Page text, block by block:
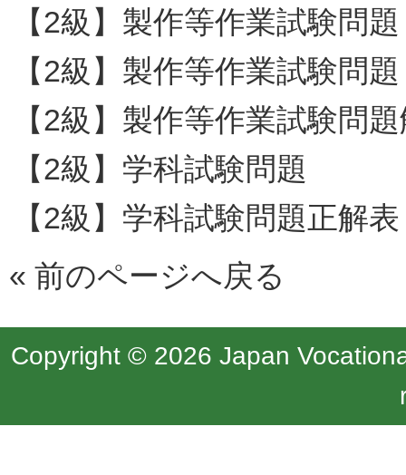
【2級】製作等作業試験問題
【2級】製作等作業試験問
【2級】製作等作業試験問
【2級】学科試験問題
【2級】学科試験問題正解表
« 前のページへ戻る
Copyright © 2026 Japan